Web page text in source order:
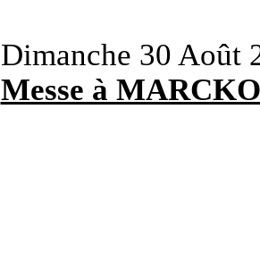
Dimanche 30 Août
Messe à